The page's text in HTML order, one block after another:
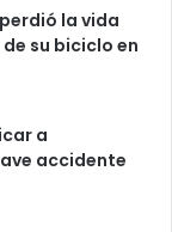
la vida
su biciclo en
a
accidente